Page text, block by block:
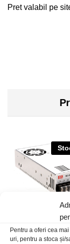
Pentru a oferi cea
uri, pentru a stoca și/
Pret valabil pe